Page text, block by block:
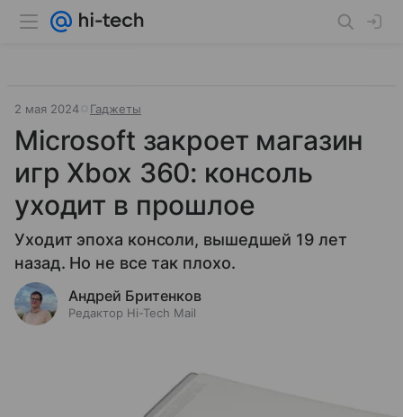
2 мая 2024 Гаджеты
Microsoft закроет магазин
игр Xbox 360: консоль
уходит в прошлое
Уходит эпоха консоли, вышедшей 19 лет
назад. Но не все так плохо.
Андрей Бритенков
Редактор Hi-Tech Mail